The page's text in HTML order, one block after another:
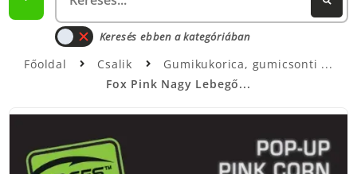
Keresés ebben a kategóriában
Főoldal Csalik
Gumikukorica, gumicsonti
Fox Pink Nagy Lebegő...